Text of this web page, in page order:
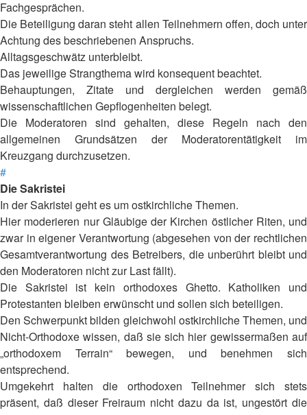
Fachgesprächen.
Die Beteiligung daran steht allen Teilnehmern offen, doch unter
Achtung des beschriebenen Anspruchs.
Alltagsgeschwätz unterbleibt.
Das jeweilige Strangthema wird konsequent beachtet.
Behauptungen, Zitate und dergleichen werden gemäß
wissenschaftlichen Gepflogenheiten belegt.
Die Moderatoren sind gehalten, diese Regeln nach den
allgemeinen Grundsätzen der Moderatorentätigkeit im
Kreuzgang durchzusetzen.
#
Die Sakristei
In der Sakristei geht es um ostkirchliche Themen.
Hier moderieren nur Gläubige der Kirchen östlicher Riten, und
zwar in eigener Verantwortung (abgesehen von der rechtlichen
Gesamtverantwortung des Betreibers, die unberührt bleibt und
den Moderatoren nicht zur Last fällt).
Die Sakristei ist kein orthodoxes Ghetto. Katholiken und
Protestanten bleiben erwünscht und sollen sich beteiligen.
Den Schwerpunkt bilden gleichwohl ostkirchliche Themen, und
Nicht-Orthodoxe wissen, daß sie sich hier gewissermaßen auf
„orthodoxem Terrain“ bewegen, und benehmen sich
entsprechend.
Umgekehrt halten die orthodoxen Teilnehmer sich stets
präsent, daß dieser Freiraum nicht dazu da ist, ungestört die